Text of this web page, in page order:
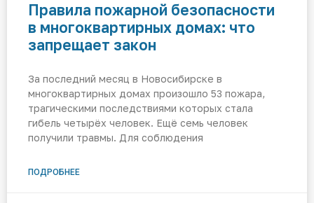
Правила пожарной безопасности
в многоквартирных домах: что
запрещает закон
За последний месяц в Новосибирске в
многоквартирных домах произошло 53 пожара,
трагическими последствиями которых стала
гибель четырёх человек. Ещё семь человек
получили травмы. Для соблюдения
ПОДРОБНЕЕ